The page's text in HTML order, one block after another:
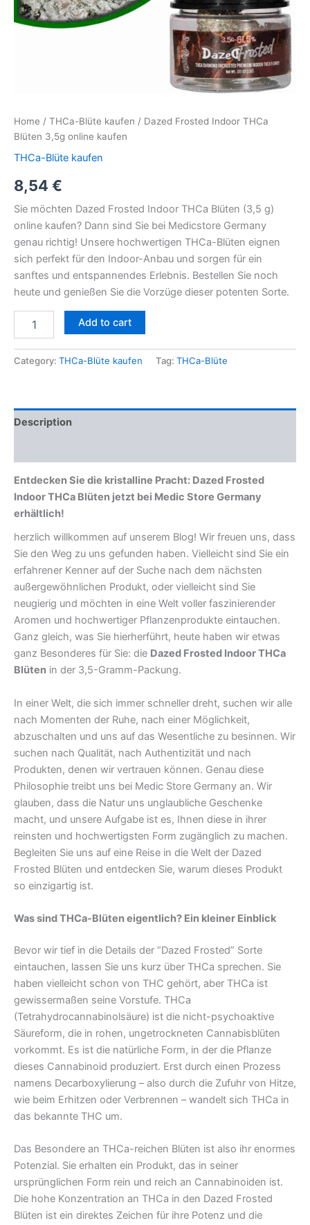
Home / THCa-Blüte kaufen / Dazed Frosted Indoor THCa
Blüten 3,5g online kaufen
THCa-Blüte kaufen
8,54 €
Sie möchten Dazed Frosted Indoor THCa Blüten (3,5 g)
online kaufen? Dann sind Sie bei Medicstore Germany
genau richtig! Unsere hochwertigen THCa-Blüten eignen
sich perfekt für den Indoor-Anbau und sorgen für ein
sanftes und entspannendes Erlebnis. Bestellen Sie noch
heute und genießen Sie die Vorzüge dieser potenten Sorte.
Add to cart
Category: THCa-Blüte kaufen Tag: THCa-Blüte
Description
Entdecken Sie die kristalline Pracht: Dazed Frosted
Indoor THCa Blüten jetzt bei Medic Store Germany
erhältlich!
herzlich willkommen auf unserem Blog! Wir freuen uns, dass
Sie den Weg zu uns gefunden haben. Vielleicht sind Sie ein
erfahrener Kenner auf der Suche nach dem nächsten
außergewöhnlichen Produkt, oder vielleicht sind Sie
neugierig und möchten in eine Welt voller faszinierender
Aromen und hochwertiger Pflanzenprodukte eintauchen.
Ganz gleich, was Sie hierherführt, heute haben wir etwas
ganz Besonderes für Sie: die Dazed Frosted Indoor THCa
Blüten in der 3,5-Gramm-Packung.
In einer Welt, die sich immer schneller dreht, suchen wir alle
nach Momenten der Ruhe, nach einer Möglichkeit,
abzuschalten und uns auf das Wesentliche zu besinnen. Wir
suchen nach Qualität, nach Authentizität und nach
Produkten, denen wir vertrauen können. Genau diese
Philosophie treibt uns bei Medic Store Germany an. Wir
glauben, dass die Natur uns unglaubliche Geschenke
macht, und unsere Aufgabe ist es, Ihnen diese in ihrer
reinsten und hochwertigsten Form zugänglich zu machen.
Begleiten Sie uns auf eine Reise in die Welt der Dazed
Frosted Blüten und entdecken Sie, warum dieses Produkt
so einzigartig ist.
Was sind THCa-Blüten eigentlich? Ein kleiner Einblick
Bevor wir tief in die Details der “Dazed Frosted” Sorte
eintauchen, lassen Sie uns kurz über THCa sprechen. Sie
haben vielleicht schon von THC gehört, aber THCa ist
gewissermaßen seine Vorstufe. THCa
(Tetrahydrocannabinolsäure) ist die nicht-psychoaktive
Säureform, die in rohen, ungetrockneten Cannabisblüten
vorkommt. Es ist die natürliche Form, in der die Pflanze
dieses Cannabinoid produziert. Erst durch einen Prozess
namens Decarboxylierung – also durch die Zufuhr von Hitze,
wie beim Erhitzen oder Verbrennen – wandelt sich THCa in
das bekannte THC um.
Das Besondere an THCa-reichen Blüten ist also ihr enormes
Potenzial. Sie erhalten ein Produkt, das in seiner
ursprünglichen Form rein und reich an Cannabinoiden ist.
Die hohe Konzentration an THCa in den Dazed Frosted
Blüten ist ein direktes Zeichen für ihre Potenz und die